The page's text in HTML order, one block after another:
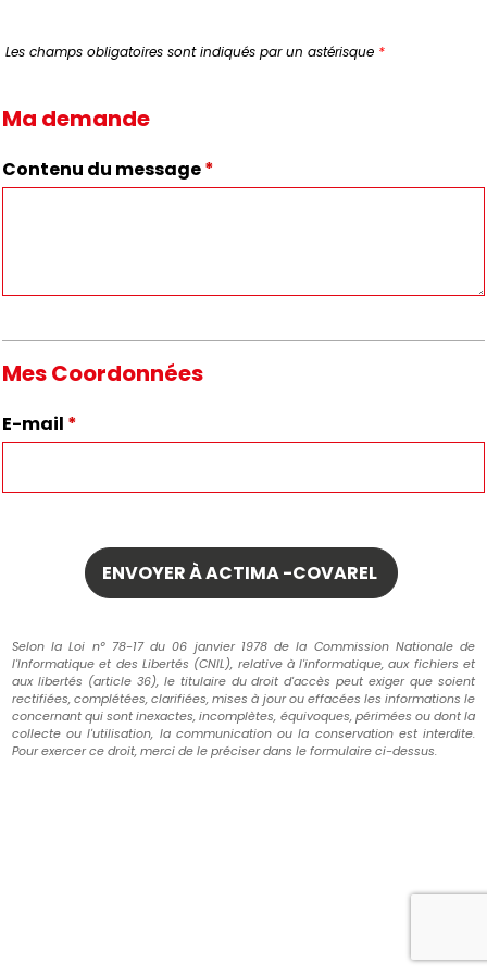
Les champs obligatoires sont indiqués par un astérisque *
Ma demande
Contenu du message*
Mes Coordonnées
E-mail *
Selon la Loi n° 78-17 du 06 janvier 1978 de la Commission Nationale de
l'Informatique et des Libertés (CNIL), relative à l'informatique, aux fichiers et
aux libertés (article 36), le titulaire du droit d'accès peut exiger que soient
rectifiées, complétées, clarifiées, mises à jour ou effacées les informations le
concernant qui sont inexactes, incomplètes, équivoques, périmées ou dont la
collecte ou l'utilisation, la communication ou la conservation est interdite.
Pour exercer ce droit, merci de le préciser dans le formulaire ci-dessus.